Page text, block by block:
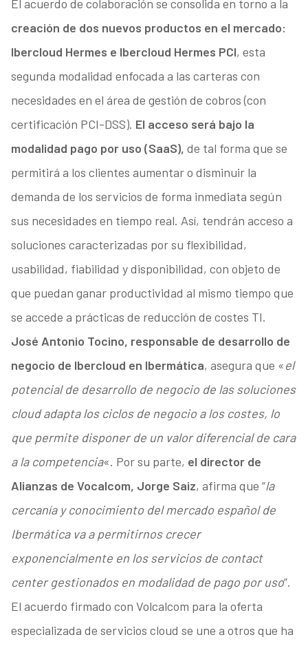
El acuerdo de colaboración se consolida en torno a la
creación de dos nuevos productos en el mercado:
Ibercloud Hermes e Ibercloud Hermes PCI, esta
segunda modalidad enfocada a las carteras con
necesidades en el área de gestión de cobros (con
certificación PCI-DSS). El acceso será bajo la
modalidad pago por uso (SaaS), de tal forma que se
permitirá a los clientes aumentar o disminuir la
demanda de los servicios de forma inmediata según
sus necesidades en tiempo real. Así, tendrán acceso a
soluciones caracterizadas por su flexibilidad,
usabilidad, fiabilidad y disponibilidad, con objeto de
que puedan ganar productividad al mismo tiempo que
se accede a prácticas de reducción de costes TI.
José Antonio Tocino, responsable de desarrollo de
negocio de Ibercloud en Ibermática, asegura que «el
potencial de desarrollo de negocio de las soluciones
cloud adapta los ciclos de negocio a los costes, lo
que permite disponer de un valor diferencial de cara
a la competencia«. Por su parte, el director de
Alianzas de Vocalcom, Jorge Saiz, afirma que “la
cercanía y conocimiento del mercado español de
Ibermática va a permitirnos crecer
exponencialmente en los servicios de contact
center gestionados en modalidad de pago por uso”.
El acuerdo firmado con Volcalcom para la oferta
especializada de servicios cloud se une a otros que ha